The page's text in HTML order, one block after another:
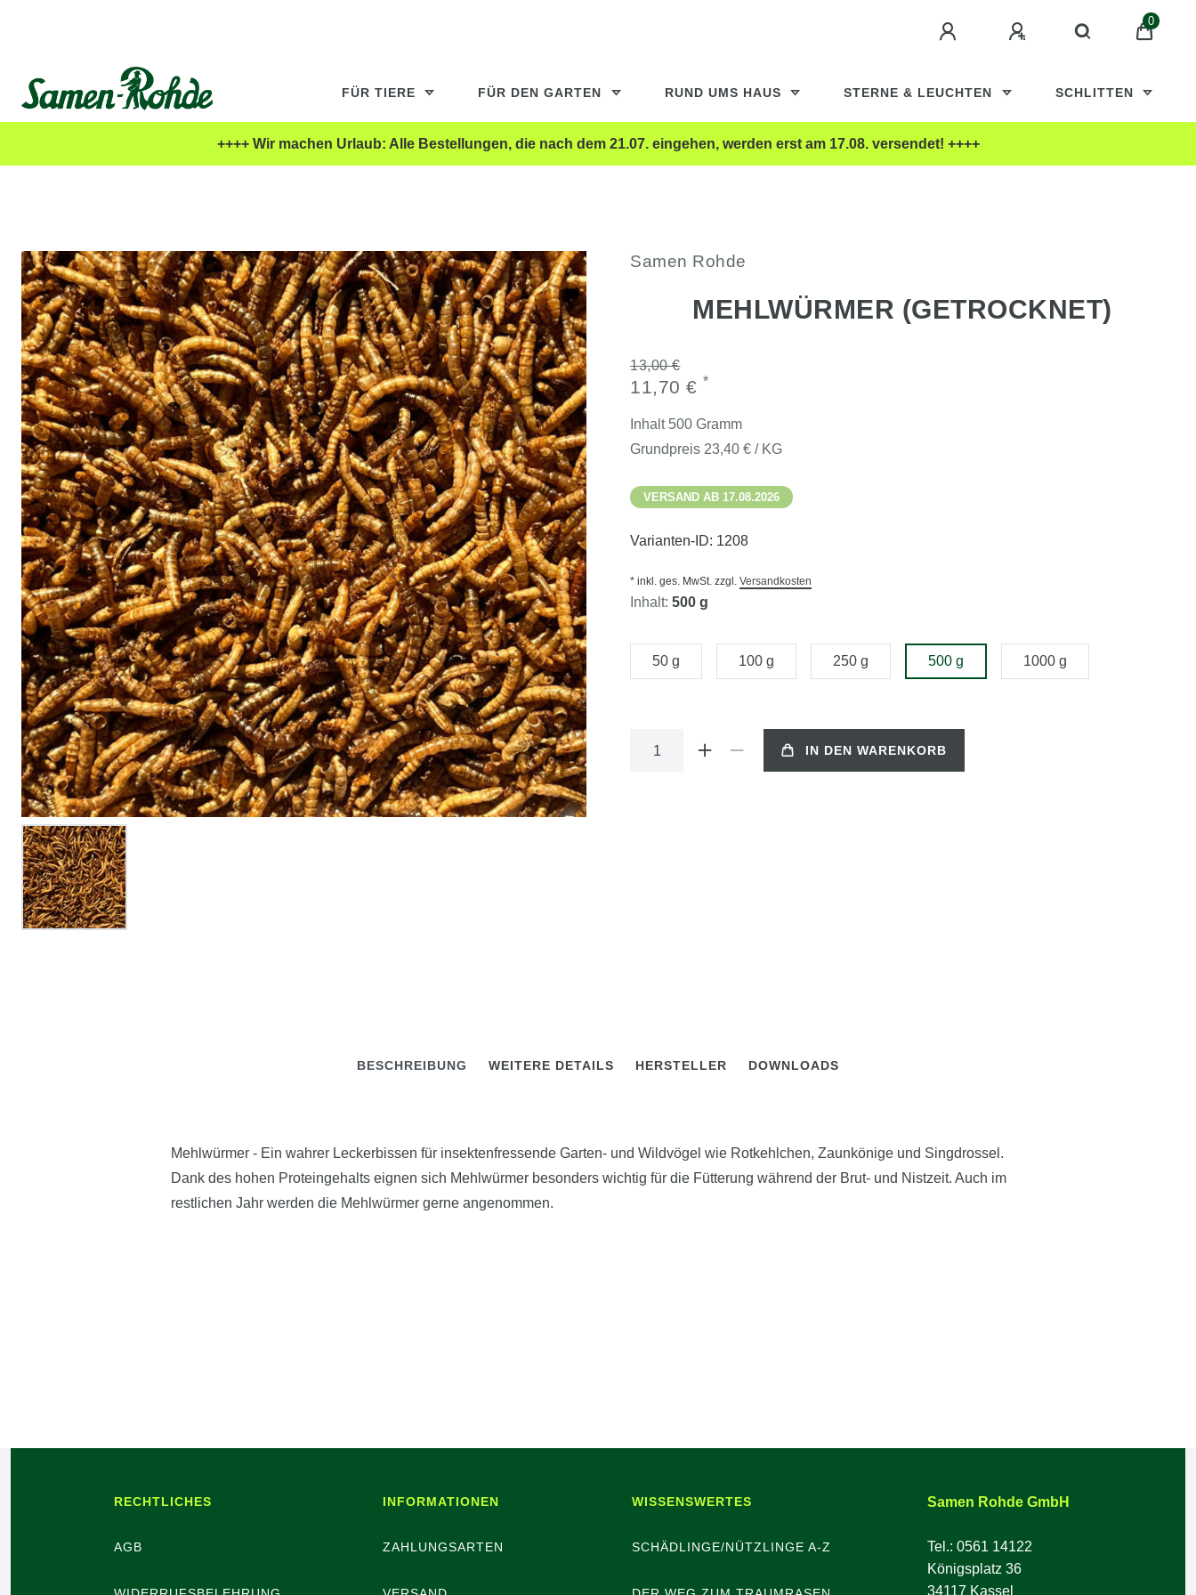
0
FÜR TIERE FÜR DEN GARTEN RUND UMS HAUS STERNE & LEUCHTEN SCHLITTEN
++++ Wir machen Urlaub: Alle Bestellungen, die nach dem 21.07. eingehen, werden erst am 17.08. versendet! ++++
Samen Rohde
MEHLWÜRMER (GETROCKNET)
13,00 €
11,70 € *
Inhalt 500 Gramm
Grundpreis 23,40 € / KG
VERSAND AB 17.08.2026
Varianten-ID: 1208
* inkl. ges. MwSt. zzgl. Versandkosten
Inhalt: 500 g
50 g 100 g 250 g 500 g 1000 g
IN DEN WARENKORB
BESCHREIBUNG WEITERE DETAILS HERSTELLER DOWNLOADS
Mehlwürmer - Ein wahrer Leckerbissen für insektenfressende Garten- und Wildvögel wie Rotkehlchen, Zaunkönige und Singdrossel.
Dank des hohen Proteingehalts eignen sich Mehlwürmer besonders wichtig für die Fütterung während der Brut- und Nistzeit. Auch im
restlichen Jahr werden die Mehlwürmer gerne angenommen.
RECHTLICHES
AGB
INFORMATIONEN
ZAHLUNGSARTEN
WISSENSWERTES
SCHÄDLINGE/NÜTZLINGE A-Z
Samen Rohde GmbH
Tel.: 0561 14122
Königsplatz 36
34117 Kassel